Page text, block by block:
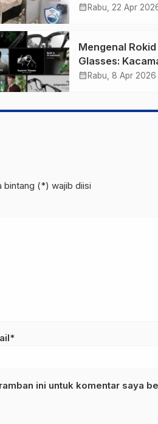
Alat Deteksi
calendar_month Rabu, 22 Apr
Mengenal Rokid
Glasses:
Pintar dengan
calendar_month Rabu, 8 Apr 2026
bintang (*) wajib diisi
ini untuk komentar saya